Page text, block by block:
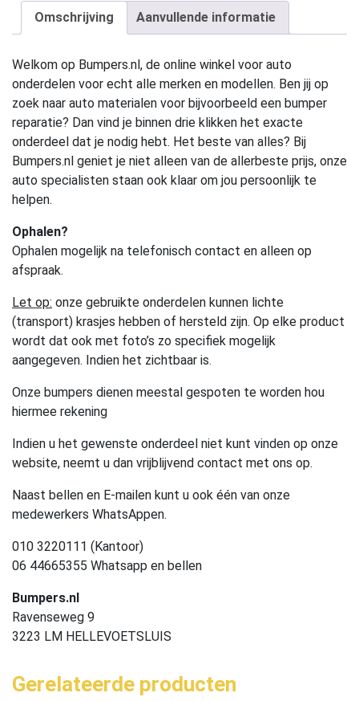
Omschrijving Aanvullende informatie
Welkom op Bumpers.nl, de online winkel voor auto
onderdelen voor echt alle merken en modellen. Ben jij op
zoek naar auto materialen voor bijvoorbeeld een bumper
reparatie? Dan vind je binnen drie klikken het exacte
onderdeel dat je nodig hebt. Het beste van alles? Bij
Bumpers.nl geniet je niet alleen van de allerbeste prijs, onze
auto specialisten staan ook klaar om jou persoonlijk te
helpen.
Ophalen?
Ophalen mogelijk na telefonisch contact en alleen op
afspraak.
Let op: onze gebruikte onderdelen kunnen lichte
(transport) krasjes hebben of hersteld zijn. Op elke product
wordt dat ook met foto’s zo specifiek mogelijk
aangegeven. Indien het zichtbaar is.
Onze bumpers dienen meestal gespoten te worden hou
hiermee rekening
Indien u het gewenste onderdeel niet kunt vinden op onze
website, neemt u dan vrijblijvend contact met ons op.
Naast bellen en E-mailen kunt u ook één van onze
medewerkers WhatsAppen.
010 3220111 (Kantoor)
06 44665355 Whatsapp en bellen
Bumpers.nl
Ravenseweg 9
3223 LM HELLEVOETSLUIS
Gerelateerde producten